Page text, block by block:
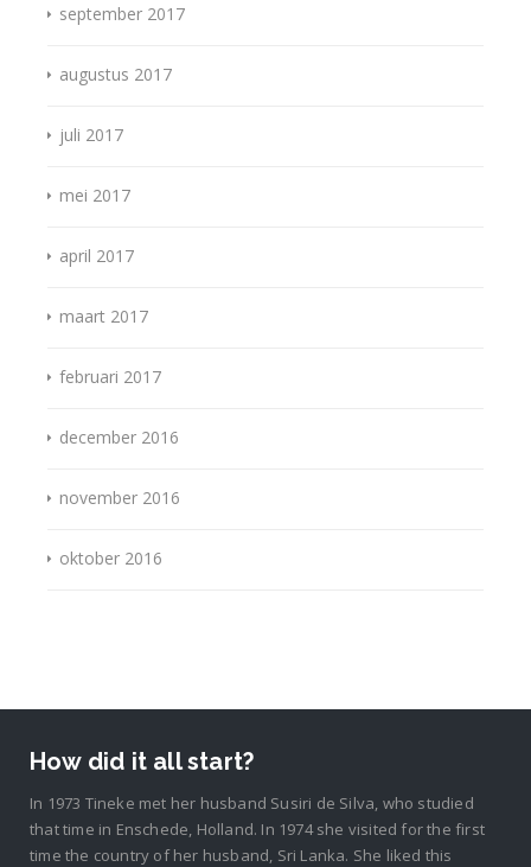
september 2017
augustus 2017
juli 2017
mei 2017
april 2017
maart 2017
februari 2017
december 2016
november 2016
oktober 2016
How did it all start?
In 1973 Tineke met her husband Susiri de Silva, who studied
that time in Enschede, Holland. In 1974 she visited for the first
time the country of her husband, Sri Lanka. She liked this